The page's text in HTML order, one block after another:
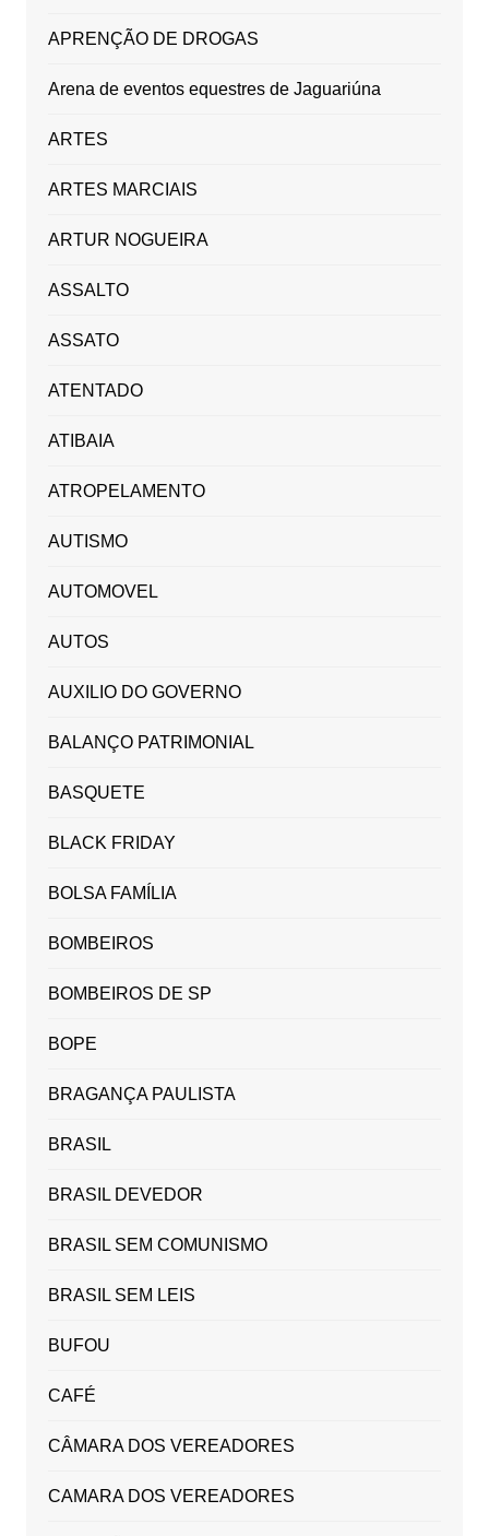
APRENÇÃO DE DROGAS
Arena de eventos equestres de Jaguariúna
ARTES
ARTES MARCIAIS
ARTUR NOGUEIRA
ASSALTO
ASSATO
ATENTADO
ATIBAIA
ATROPELAMENTO
AUTISMO
AUTOMOVEL
AUTOS
AUXILIO DO GOVERNO
BALANÇO PATRIMONIAL
BASQUETE
BLACK FRIDAY
BOLSA FAMÍLIA
BOMBEIROS
BOMBEIROS DE SP
BOPE
BRAGANÇA PAULISTA
BRASIL
BRASIL DEVEDOR
BRASIL SEM COMUNISMO
BRASIL SEM LEIS
BUFOU
CAFÉ
CÂMARA DOS VEREADORES
CAMARA DOS VEREADORES